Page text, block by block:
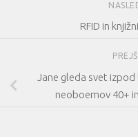
RFID in
Jane gleda svet
neoboemov 40+